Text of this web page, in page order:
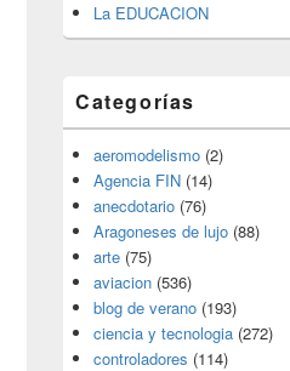
La EDUCACION
Categorías
aeromodelismo (2)
Agencia FIN (14)
anecdotario (76)
Aragoneses de lujo (88)
arte (75)
aviacion (536)
blog de verano (193)
ciencia y tecnologia (272)
controladores (114)